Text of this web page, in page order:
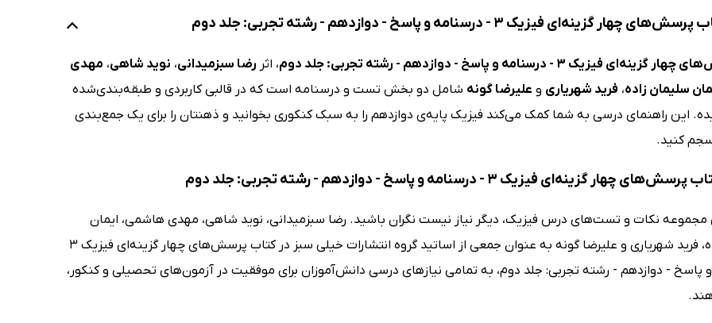
گزینه‌ای فیزیک 3 - درسنامه و پاسخ - دوازدهم - رشته تجربی: جلد دوم
فیزیک 3 - درسنامه و پاسخ - دوازدهم - رشته تجربی: جلد دوم ، اثر رضا سبزمیدانی، نوید شاهی، مهدی
سلیمان زاده، فرید شهریاری و علیرضا گونه شامل دو بخش تست و درسنامه است که در قالبی کاربردی و طبقه‌بندی‌شده
این راهنمای درسی به شما کمک می‌کند فیزیک پایه‌ی دوازدهم را به سبک کنکوری بخوانید و ذهنتان را برای یک جمع‌بندی
کنید.
چهار گزینه‌ای فیزیک 3 - درسنامه و پاسخ - دوازدهم - رشته تجربی: جلد دوم
مجموعه نکات و تست‌های درس فیزیک، دیگر نیاز نیست نگران باشید. رضا سبزمیدانی، نوید شاهی، مهدی هاشمی، ایمان
سلیمان زاده، فرید شهریاری و علیرضا گونه به عنوان جمعی از اساتید گروه انتشارات خیلی سبز در کتاب پرسش‌های چهار گزینه‌ای فیزیک 3
پاسخ - دوازدهم - رشته تجربی: جلد دوم، به تمامی نیازهای درسی دانش‌آموزان برای موفقیت در آزمون‌های تحصیلی و کنکور،